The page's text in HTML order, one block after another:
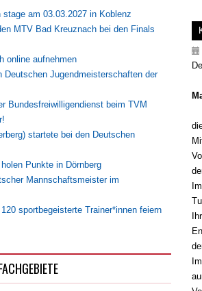
am 03.03.2027 in Koblenz
MTV Bad Kreuznach bei den Finals
online aufnehmen
Deutschen Jugendmeisterschaften der
Bundesfreiwilligendienst beim TVM
startete bei den Deutschen
Punkte in Dörnberg
Mannschaftsmeister im
sportbegeisterte Trainer*innen feiern